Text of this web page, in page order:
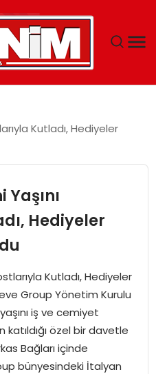
Kutladı, Hediyeler
Hediyeler
Kutladı, Hediyeler
Group Yönetim Kurulu
iş ve cemiyet
özel bir davetle
Bağları içinde
bünyesindeki İtalyan